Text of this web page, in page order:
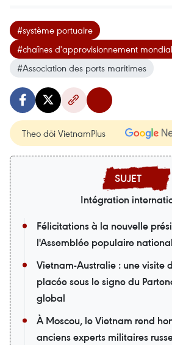
#système portuaire
#chaînes d'approvisionnement
#Association des ports maritimes
Theo dõi VietnamPlus
Intégration
Félicitations à la nouvelle
l'Assemblée populaire
Vietnam-Australie : une visite
placée sous le signe du
global
À Moscou, le Vietnam rend
anciens experts militaires